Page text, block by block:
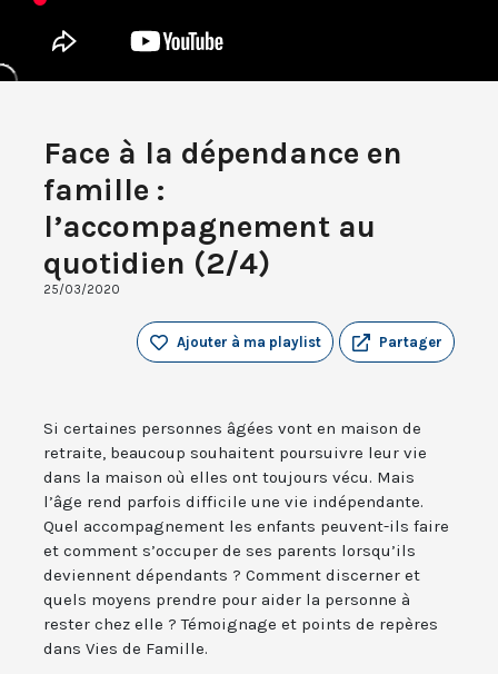
Face à la dépendance en
famille :
l’accompagnement au
quotidien (2/4)
25/03/2020
Partager
Ajouter à ma playlist
Si certaines personnes âgées vont en maison de
retraite, beaucoup souhaitent poursuivre leur vie
dans la maison où elles ont toujours vécu. Mais
l’âge rend parfois difficile une vie indépendante.
Quel accompagnement les enfants peuvent-ils faire
et comment s’occuper de ses parents lorsqu’ils
deviennent dépendants ? Comment discerner et
quels moyens prendre pour aider la personne à
rester chez elle ? Témoignage et points de repères
dans Vies de Famille.